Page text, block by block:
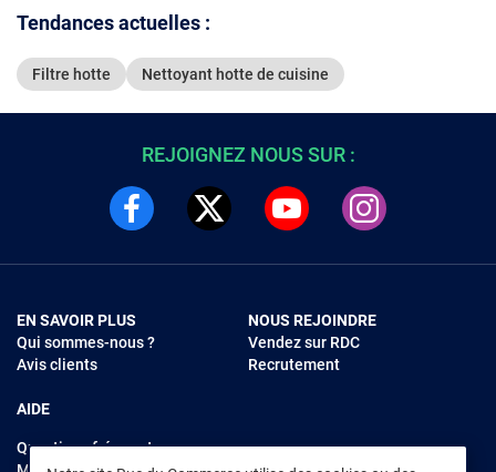
Tendances actuelles :
Filtre hotte Nettoyant hotte de cuisine
REJOIGNEZ NOUS SUR :
EN SAVOIR PLUS
Qui sommes-nous ?
Avis clients
AIDE
Questions fréquentes
NOUS REJOINDRE
Vendez sur RDC
Recrutement